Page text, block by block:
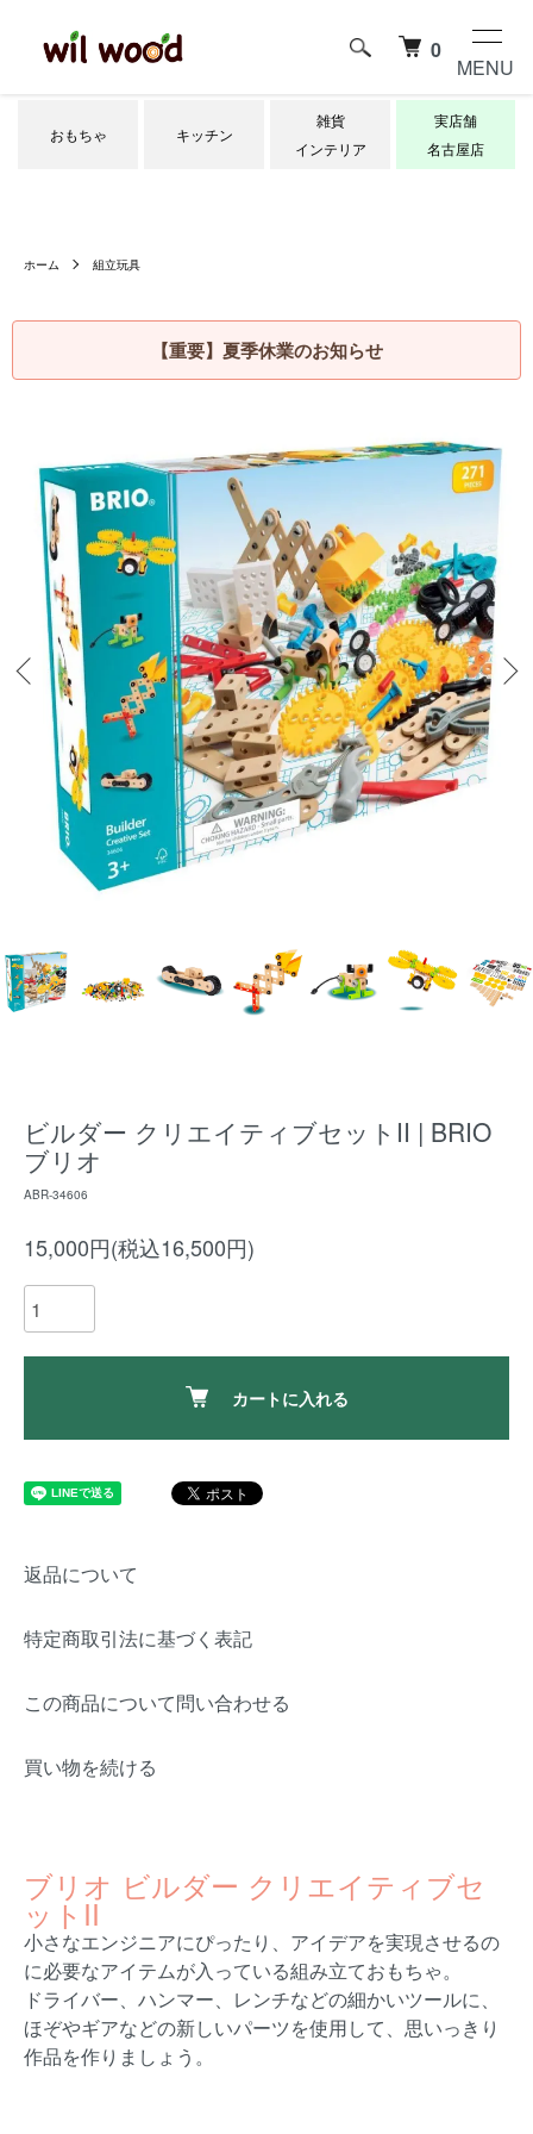
0
MENU
おもちゃ キッチン
雑貨
インテリア
実店舗
名古屋店
ホーム 組立玩具
【重要】夏季休業のお知らせ
ビルダー クリエイティブセットII | BRIO
ブリオ
ABR-34606
15,000円(税込16,500円)
カートに入れる
返品について
特定商取引法に基づく表記
この商品について問い合わせる
買い物を続ける
ブリオ ビルダー クリエイティブセ
ットII
小さなエンジニアにぴったり、アイデアを実現させるの
に必要なアイテムが入っている組み立ておもちゃ。
ドライバー、ハンマー、レンチなどの細かいツールに、
ほぞやギアなどの新しいパーツを使用して、思いっきり
作品を作りましょう。